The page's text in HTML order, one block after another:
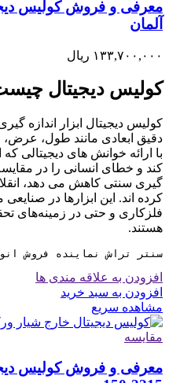
آلمان
۱۳۳,۷۰۰,۰۰۰ ریال
کولیس دیجیتال
کولیس دیجیتال ابزار اندازه
دقیق ابعادی مانند طول،
با ارائه خوانش های دیجیتالی
کند و خطای انسانی را در
گیری سنتی کاهش می دهد،
کرده اند. این ابزارها در صنایعی
فلزکاری و حتی در زمینه‌های
هستند.
سنتر تراش نماینده فروش
افزودن به علاقه مندی ها
افزودن به سبد خرید
مشاهده سریع
مقایسه
معرفی و فروش کولیس